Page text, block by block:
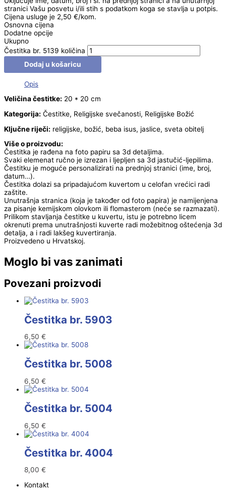
stranici Vašu posvetu i/ili stih s podatkom koga se stavlja u potpis.
Cijena usluge je 2,50 €/kom.
Osnovna cijena
Dodatne opcije
Ukupno
Čestitka br. 5139 količina
Dodaj u košaricu
Opis
Veličina čestitke: 20 * 20 cm
Kategorija: Čestitke, Religijske svečanosti, Religijske Božić
Ključne riječi: religijske, božić, beba isus, jaslice, sveta obitelj
Više o proizvodu:
Čestitka je rađena na foto papiru sa 3d detaljima.
Svaki elemenat ručno je izrezan i ljepljen sa 3d jastučić-ljepilima.
Čestitku je moguće personalizirati na prednjoj stranici (ime, broj,
datum…).
Čestitka dolazi sa pripadajućom kuvertom u celofan vrećici radi
zaštite.
Unutrašnja stranica (koja je također od foto papira) je namijenjena
za pisanje kemijskom olovkom ili flomasterom (neće se razmazati).
Prilikom stavljanja čestitke u kuvertu, istu je potrebno licem
okrenuti prema unutrašnjosti kuverte radi možebitnog oštećenja 3d
detalja, a i radi lakšeg kuvertiranja.
Proizvedeno u Hrvatskoj.
Moglo bi vas zanimati
Povezani proizvodi
Čestitka br. 5903
6,50 €
Čestitka br. 5008
6,50 €
Čestitka br. 5004
6,50 €
Čestitka br. 4004
8,00 €
Kontakt